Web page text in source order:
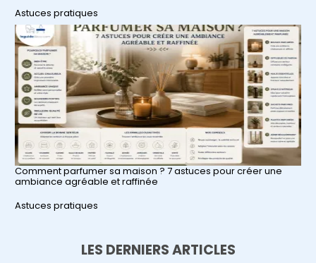
Par rapport à
Astuces pratiques
Comment parfumer sa maison ? 7 astuces pour créer une
ambiance agréable et raffinée
Par rapport à
Astuces pratiques
LES DERNIERS ARTICLES